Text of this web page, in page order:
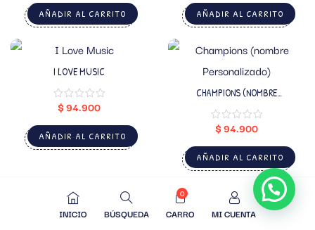
AÑADIR AL CARRITO AÑADIR AL CARRITO
I LOVE MUSIC
$94.900
AÑADIR AL CARRITO
CHAMPIONS (NOMBRE
$94.900
AÑADIR AL CARRITO
INICIO BÚSQUEDA
0
CARRO MI CUENTA